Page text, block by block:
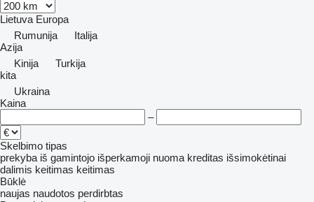
Lietuva Europa
Rumunija
Italija
Azija
Kinija
Turkija
kita
Ukraina
Kaina
–
Skelbimo tipas
prekyba iš gamintojo išperkamoji nuoma kreditas išsimokėtinai
dalimis keitimas keitimas
Būklė
naujas naudotos perdirbtas